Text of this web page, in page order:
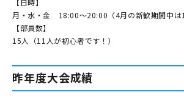
【日時】
月・水・金 18:00〜20:00（4月の新歓期間中は
【部員数】
15人（11人が初心者です！）
昨年度大会成績